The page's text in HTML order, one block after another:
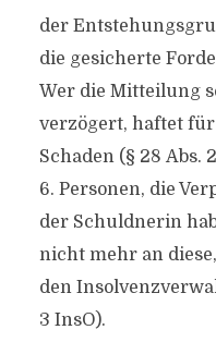
der
die gesicherte
Wer die Mitteilung
verzögert, haftet
Schaden (§ 28 Abs.
6. Personen, die
der Schuldnerin
nicht mehr an
den
3 InsO).